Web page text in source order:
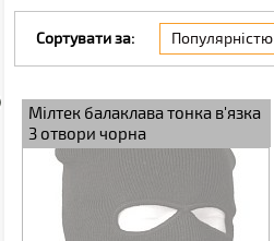
Сортувати за: Популярністю
Мілтек балаклава тонка в'язка
3 отвори чорна